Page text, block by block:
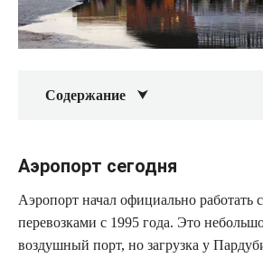
Содержание
Аэропорт сегодня
Аэропорт начал официально работать
перевозками с 1995 года. Это
воздушный порт, но загрузка у